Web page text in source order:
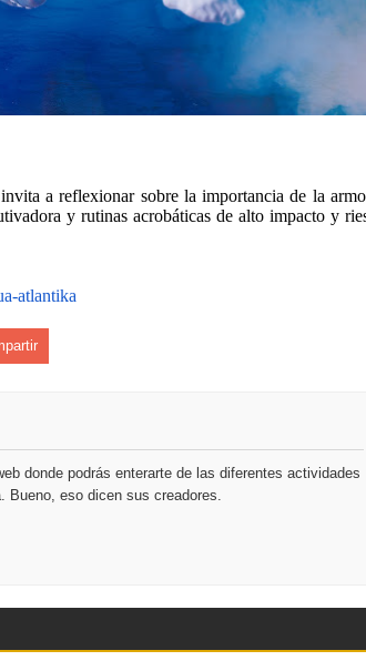
a reflexionar sobre la importancia de la
y rutinas acrobáticas de alto impacto y
atlantika
donde podrás enterarte de las diferentes actividades
Bueno, eso dicen sus creadores.